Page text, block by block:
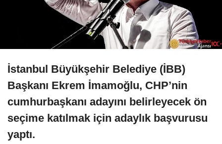
İstanbul Büyükşehir Belediye (İBB)
Başkanı Ekrem İmamoğlu, CHP’nin
cumhurbaşkanı adayını belirleyecek ön
seçime katılmak için adaylık başvurusu
yaptı.